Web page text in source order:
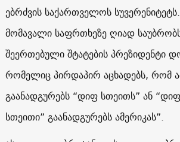
ებრძვის საქართველოს
მომავალი საფრთხეზე ღიად
შეერთებული შტატების პრეზიდენტი
რომელიც პირდაპირ აცხადებს, რომ
გაანადგურებს “დიფ სთეითს” ან “დიფ
სთეითი” გაანადგურებს ამერიკას”.